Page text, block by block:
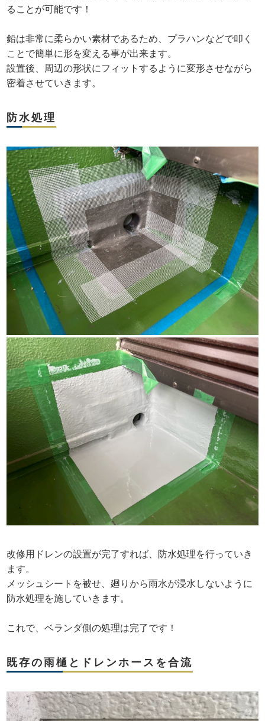
ることが可能です！
鉛は非常に柔らかい素材であるため、プラハンなどで叩く
ことで簡単に形を変える事が出来ます。
設置後、周辺の形状にフィットするように変形させながら
密着させていきます。
防水処理
改修用ドレンの設置が完了すれば、防水処理を行っていき
ます。
メッシュシートを被せ、廻りから雨水が浸水しないように
防水処理を施していきます。
これで、ベランダ側の処理は完了です！
既存の雨樋とドレンホースを合流